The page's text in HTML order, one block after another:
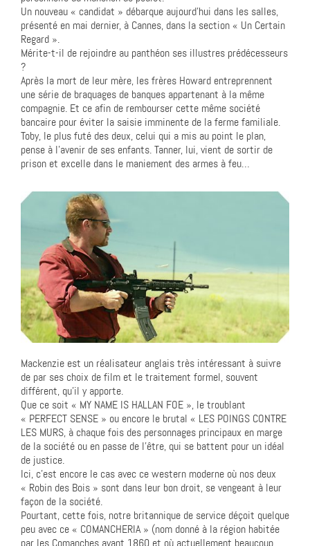
Un nouveau « candidat » débarque aujourd’hui dans les salles,
présenté en mai dernier, à Cannes, dans la section « Un Certain
Regard ».
Mérite-t-il de rejoindre au panthéon ses illustres prédécesseurs
?
Après la mort de leur mère, les frères Howard entreprennent
une série de braquages de banques appartenant à la même
compagnie. Et ce afin de rembourser cette même société
bancaire pour éviter la saisie imminente de la ferme familiale.
Toby, le plus futé des deux, celui qui a mis au point le plan,
pense à l’avenir de ses enfants. Tanner, lui, vient de sortir de
prison et excelle dans le maniement des armes à feu…
Mackenzie est un réalisateur anglais très intéressant à suivre
de par ses choix de film et le traitement formel, souvent
différent, qu’il y apporte.
Que ce soit « MY NAME IS HALLAN FOE », le troublant
« PERFECT SENSE » ou encore le brutal « LES POINGS CONTRE
LES MURS, à chaque fois des personnages principaux en marge
de la société ou en passe de l’être, qui se battent pour un idéal
de justice.
Ici, c’est encore le cas avec ce western moderne où nos deux
« Robin des Bois » sont dans leur bon droit, se vengeant à leur
façon de la société.
Pourtant, cette fois, notre britannique de service déçoit quelque
peu avec ce « COMANCHERIA » (nom donné à la région habitée
par les Comanches avant 1860 et où actuellement beaucoup